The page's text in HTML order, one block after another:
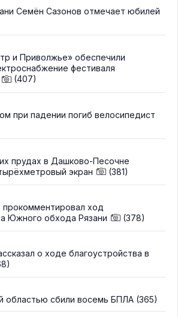
Семён Сазонов отмечает юбилей
и Приволжье» обеспечили
фестиваля
(407)
при падении погиб велосипедист
прудах в Дашково-Песочне
экран
(381)
ход
Южного обхода Рязани
(378)
о ходе благоустройства в
областью сбили восемь БПЛА (365)